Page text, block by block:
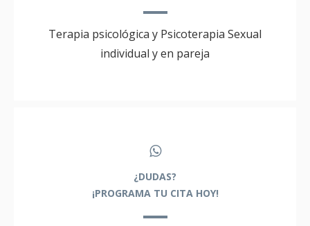
Terapia psicológica y Psicoterapia Sexual
individual y en pareja
¿DUDAS?
¡PROGRAMA TU CITA HOY!